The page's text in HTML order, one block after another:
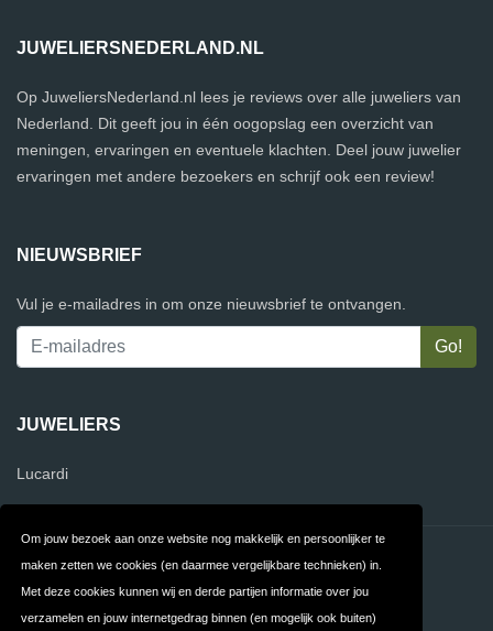
Om jouw bezoek aan onze website nog makkelijk en persoonlijker te
maken zetten we cookies (en daarmee vergelijkbare technieken) in.
Met deze cookies kunnen wij en derde partijen informatie over jou
verzamelen en jouw internetgedrag binnen (en mogelijk ook buiten)
JUWELIERSNEDERLAND.NL
Op JuweliersNederland.nl lees je reviews over alle juweliers van
Nederland. Dit geeft jou in één oogopslag een overzicht van
meningen, ervaringen en eventuele klachten. Deel jouw juwelier
ervaringen met andere bezoekers en schrijf ook een review!
NIEUWSBRIEF
Vul je e-mailadres in om onze nieuwsbrief te ontvangen.
JUWELIERS
Lucardi
Contact Privacy
Algemene FAQ